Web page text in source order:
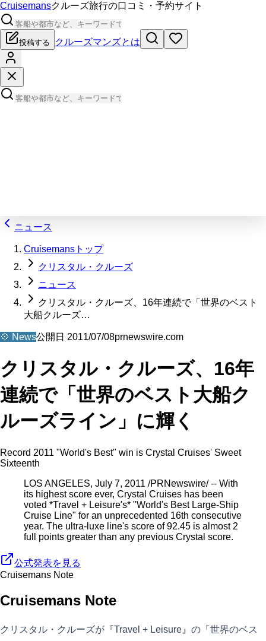
Cruisemansクルーズ旅行の口コミ・予約サイト
投稿する クルーズマンズとは
ニュース
Cruisemansトップ
クリスタル・クルーズ
ニュース
クリスタル・クルーズ、16年連続で「世界のベスト
大船クルーズ…
💠 News公開日 2011/07/08prnewswire.com
クリスタル・クルーズ、16年
連続で「世界のベスト大船ク
ルーズライン」に輝く
Record 2011 "World's Best" win is Crystal Cruises' Sweet
Sixteenth
LOS ANGELES, July 7, 2011 /PRNewswire/ -- With
its highest score ever, Crystal Cruises has been
voted *Travel + Leisure's* "World's Best Large-Ship
Cruise Line" for an unprecedented 16th consecutive
year. The ultra-luxe line's score of 92.45 is almost 2
full points greater than any previous Crystal score.
公式発表を見る
Cruisemans Note
Cruisemans Note
クリスタル・クルーズが『Travel + Leisure』の「世界のベス